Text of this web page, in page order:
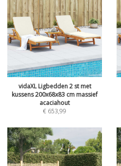
vidaXL Ligbedden 2 st met
kussens 200x68x83 cm massief
acaciahout
€ 653,99